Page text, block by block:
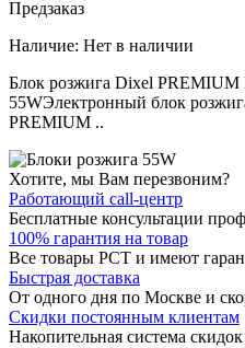
Предзаказ
Наличие: Нет в наличии
Блок розжига Dixel
55WЭлектронный блок
PREMIUM ..
Хотите, мы Вам перезвоним?
Работающий call-центр
Бесплатные консультации
100% гарантия на товар
Все товары РСТ и имеют
Быстрая доставка
От одного дня по Москве и
Скидки постоянным клиентам
Накопительная система